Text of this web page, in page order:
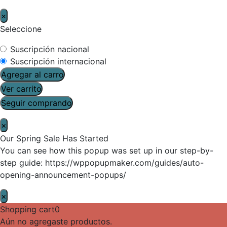
×
Seleccione
Suscripción nacional
Suscripción internacional
Agregar al carro
Ver carrito
Seguir comprando
×
Our Spring Sale Has Started
You can see how this popup was set up in our step-by-
step guide: https://wppopupmaker.com/guides/auto-
opening-announcement-popups/
×
Shopping cart0
Aún no agregaste productos.